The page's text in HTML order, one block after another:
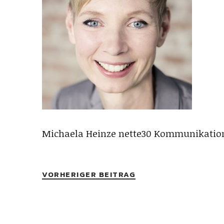
Michaela Heinze nette30
VORHERIGER BEITRAG